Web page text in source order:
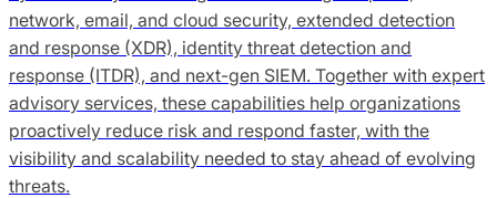
network, email, and cloud security, extended detection
and response (XDR), identity threat detection and
response (ITDR), and next-gen SIEM. Together with expert
advisory services, these capabilities help organizations
proactively reduce risk and respond faster, with the
visibility and scalability needed to stay ahead of evolving
threats.